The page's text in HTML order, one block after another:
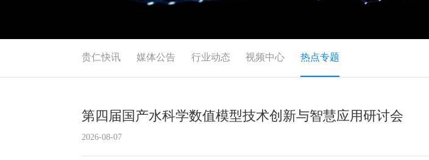
贵仁快讯 媒体公告 行业动态 视频中心 热点专题
第四届国产水科学数值模型技术创新与智慧应用研讨会
2026-08-07